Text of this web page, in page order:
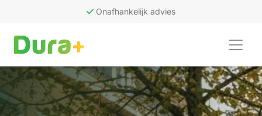
Onafhankelijk advies50